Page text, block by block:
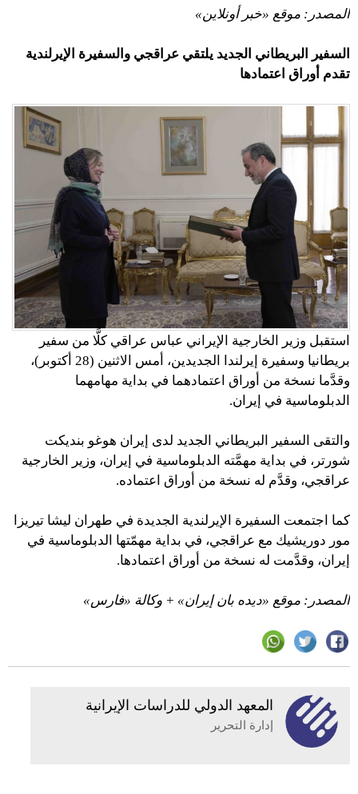
المصدر: موقع «خبر أونلاين»
السفير البريطاني الجديد يلتقي عراقجي والسفيرة الإيرلندية
تقدم أوراق اعتمادها
استقبل وزير الخارجية الإيراني عباس عراقي كلًّا من سفير
بريطانيا وسفيرة إيرلندا الجديدين، أمس الاثنين (28 أكتوبر)،
وقدَّما نسخة من أوراق اعتمادهما في بداية مهامهما
الدبلوماسية في إيران.
والتقى السفير البريطاني الجديد لدى إيران هوغو بنديكت
شورتر، في بداية مهمَّته الدبلوماسية في إيران، وزير الخارجية
عراقجي، وقدَّم له نسخة من أوراق اعتماده.
كما اجتمعت السفيرة الإيرلندية الجديدة في طهران ليشا تيريزا
مور دوريشيك مع عراقجي، في بداية مهمّتها الدبلوماسية في
إيران، وقدَّمت له نسخة من أوراق اعتمادها.
المصدر: موقع «ديده بان إيران» + وكالة «فارس»
المعهد الدولي للدراسات الإيرانية
إدارة التحرير